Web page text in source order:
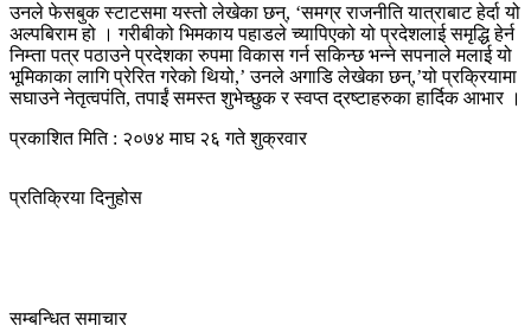
उनले फेसबुक स्टाटसमा यस्तो लेखेका छन्, ‘समग्र राजनीति यात्राबाट हेर्दा यो
अल्पबिराम हो । गरीबीको भिमकाय पहाडले च्यापिएको यो प्रदेशलाई समृद्धि हेर्न
निम्ता पत्र पठाउने प्रदेशका रुपमा विकास गर्न सकिन्छ भन्ने सपनाले मलाई यो
भूमिकाका लागि प्रेरित गरेको थियो,’ उनले अगाडि लेखेका छन्,’यो प्रक्रियामा
सघाउने नेतृत्वपंति, तपाईं समस्त शुभेच्छुक र स्वप्त द्रष्टाहरुका हार्दिक आभार ।
प्रकाशित मिति : २०७४ माघ २६ गते शुक्रवार
प्रतिक्रिया दिनुहोस
सम्बन्धित समाचार